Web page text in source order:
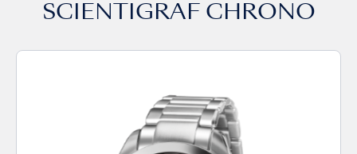
SCIENTIGRAF CHRONO